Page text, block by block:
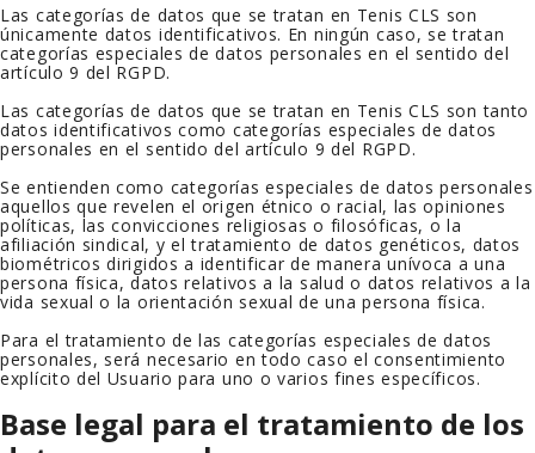
Las categorías de datos que se tratan en Tenis CLS son
únicamente datos identificativos. En ningún caso, se tratan
categorías especiales de datos personales en el sentido del
artículo 9 del RGPD.
Las categorías de datos que se tratan en Tenis CLS son tanto
datos identificativos como categorías especiales de datos
personales en el sentido del artículo 9 del RGPD.
Se entienden como categorías especiales de datos personales
aquellos que revelen el origen étnico o racial, las opiniones
políticas, las convicciones religiosas o filosóficas, o la
afiliación sindical, y el tratamiento de datos genéticos, datos
biométricos dirigidos a identificar de manera unívoca a una
persona física, datos relativos a la salud o datos relativos a la
vida sexual o la orientación sexual de una persona física.
Para el tratamiento de las categorías especiales de datos
personales, será necesario en todo caso el consentimiento
explícito del Usuario para uno o varios fines específicos.
Base legal para el tratamiento de los